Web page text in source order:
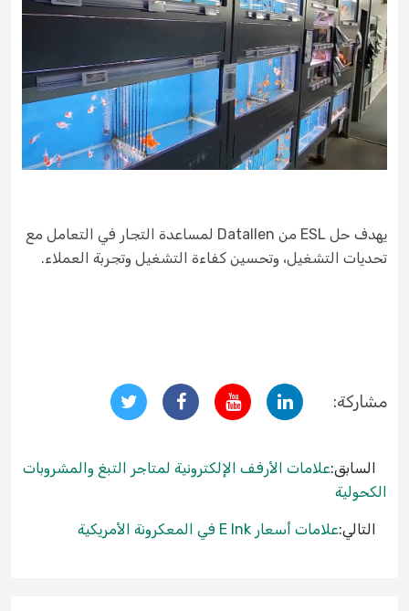
يهدف حل ESL من Datallen لمساعدة التجار في التعامل مع
تحديات التشغيل، وتحسين كفاءة التشغيل وتجربة العملاء.
مشاركة:
السابق:علامات الأرفف الإلكترونية لمتاجر التبغ والمشروبات
الكحولية
التالي:علامات أسعار E Ink في المعكرونة الأمريكية